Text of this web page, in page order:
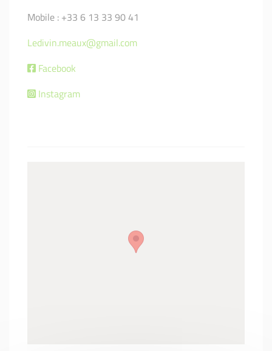
Mobile : +33 6 13 33 90 41
Ledivin.meaux@gmail.com
Facebook
Instagram